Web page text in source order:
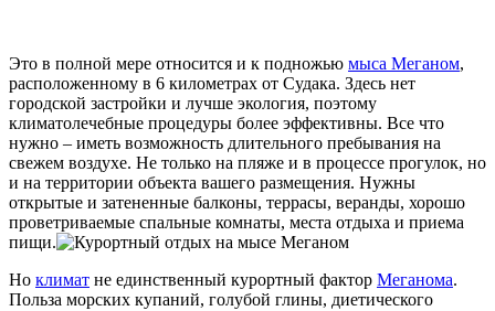
Это в полной мере относится и к подножью мыса Меганом,
расположенному в 6 километрах от Судака. Здесь нет
городской застройки и лучше экология, поэтому
климатолечебные процедуры более эффективны. Все что
нужно – иметь возможность длительного пребывания на
свежем воздухе. Не только на пляже и в процессе прогулок, но
и на территории объекта вашего размещения. Нужны
открытые и затененные балконы, террасы, веранды, хорошо
проветриваемые спальные комнаты, места отдыха и приема
пищи.
Но климат не единственный курортный фактор Меганома.
Польза морских купаний, голубой глины, диетического